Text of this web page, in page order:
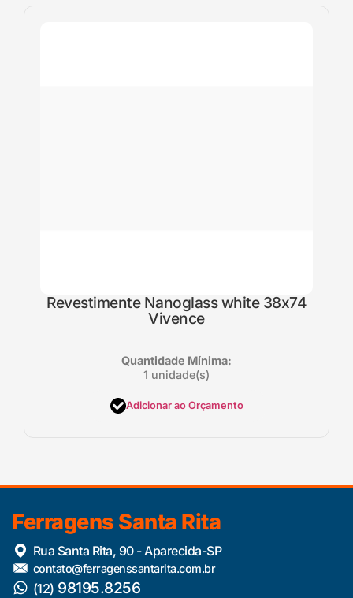
Revestimente Nanoglass white 38x74
Vivence
Quantidade Mínima:
1 unidade(s)
Adicionar ao Orçamento
Ferragens Santa Rita
Rua Santa Rita, 90 - Aparecida-SP
contato@ferragenssantarita.com.br
(12) 98195.8256